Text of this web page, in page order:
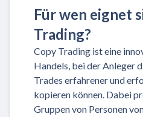
Für wen eignet
Trading?
Copy Trading ist eine
Handels, bei der Anleger
Trades erfahrener und
kopieren können. Dabei
Gruppen von Personen